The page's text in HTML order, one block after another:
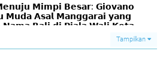
𝗠𝗶𝗺𝗽𝗶 𝗕𝗲𝘀𝗮𝗿: 𝗚𝗶𝗼𝘃𝗮𝗻𝗼
𝗠𝘂𝗱𝗮 𝗔𝘀𝗮𝗹 𝗠𝗮𝗻𝗴𝗴𝗮𝗿𝗮𝗶 𝘆𝗮𝗻𝗴
𝗕𝗮𝗹𝗶 𝗱𝗶 𝗣𝗶𝗮𝗹𝗮 𝗪𝗮𝗹𝗶 𝗞𝗼𝘁𝗮
Tampilkan